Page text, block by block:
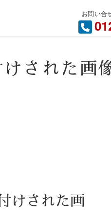
お問い合
された画
けされた画